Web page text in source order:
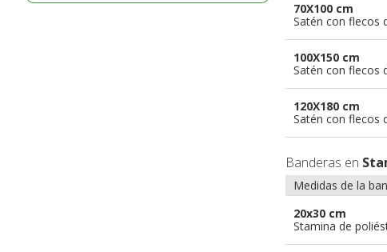
70X100 cm
Satén con flecos
100X150 cm
Satén con flecos
120X180 cm
Satén con flecos
Banderas en
Medidas de la
20x30 cm
Stamina de